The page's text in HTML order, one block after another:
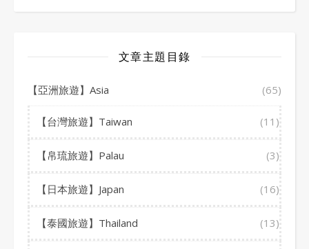
文章主題目錄
【亞洲旅遊】Asia (65)
【台灣旅遊】Taiwan (11)
【帛琉旅遊】Palau (3)
【日本旅遊】Japan (16)
【泰國旅遊】Thailand (13)